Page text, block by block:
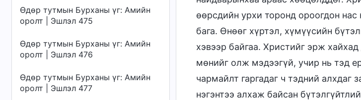
Өдөр тутмын Бурханы үг: Амийн
оролт | Эшлэл 475
Өдөр тутмын Бурханы үг: Амийн
оролт | Эшлэл 476
Өдөр тутмын Бурханы үг: Амийн
оролт | Эшлэл 477
өөрсдийн урхи торонд ороогдон нас
бага. Өнөөг хүртэл, хүмүүсийн
хэвээр байгаа. Христийг эрж
мөнийг олж мэдээгүй, учир нь тэд
чармайлт гаргадаг ч тэдний
нэгэнтээ алхаж байсан